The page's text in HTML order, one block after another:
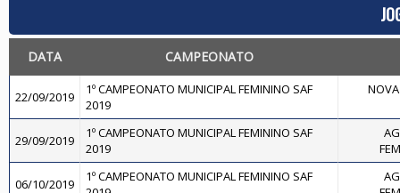
DATA CAMPEONATO
22/09/2019
1º CAMPEONATO MUNICIPAL FEMININO SAF
2019
29/09/2019
1º CAMPEONATO MUNICIPAL FEMININO SAF
2019
06/10/2019
1º CAMPEONATO MUNICIPAL FEMININO SAF